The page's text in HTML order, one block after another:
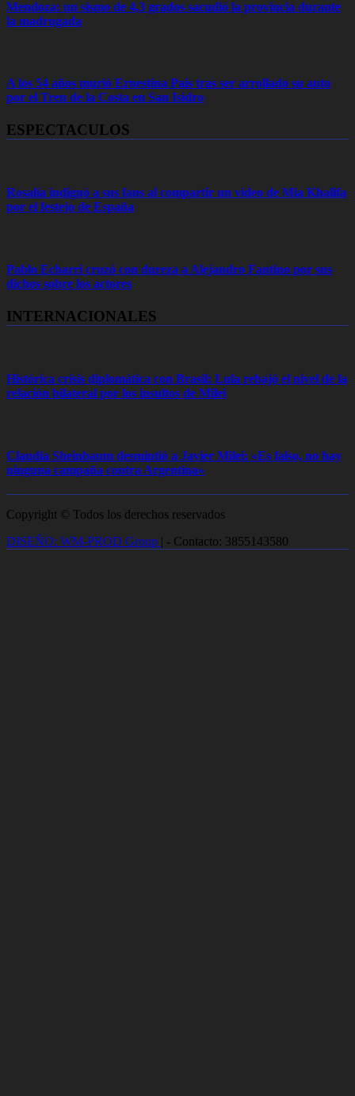
Mendoza: un sismo de 4,3 grados sacudió la provincia durante
la madrugada
A los 54 años murió Ernestina Pais tras ser arrollado su auto
por el Tren de la Costa en San Isidro
ESPECTACULOS
Rosalía indignó a sus fans al compartir un video de Mia Khalifa
por el festejo de España
Pablo Echarri cruzó con dureza a Alejandro Fantino por sus
dichos sobre los actores
INTERNACIONALES
Histórica crisis diplomática con Brasil: Lula rebajó el nivel de la
relación bilateral por los insultos de Milei
Claudia Sheinbaum desmintió a Javier Milei: «Es falso, no hay
ninguna campaña contra Argentina»
Copyright © Todos los derechos reservados
DISEÑO: WM-PROD Group | - Contacto: 3855143580